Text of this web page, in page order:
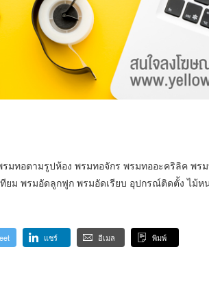
มทอตามรูปห้อง พรมทอจักร พรมทออะคริลิค พร
ม พรมอัดลูกฟูก พรมอัดเรียบ อุปกรณ์ติดตั้ง ไม้ห
แชร์ อีเมล พิมพ์